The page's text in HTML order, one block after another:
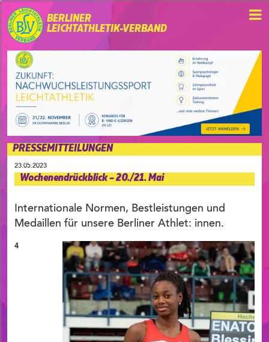
BERLINER
LEICHTATHLETIK-VERBAND
PRESSEMITTEILUNGEN
23.05.2023
Wochenendrückblick – 20./21. Mai
Internationale Normen, Bestleistungen und
Medaillen für unsere Berliner Athlet: innen.
4